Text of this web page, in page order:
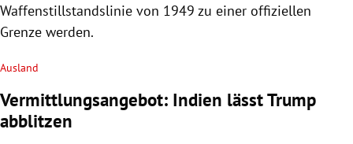
Waffenstillstandslinie von 1949 zu einer offiziellen
Grenze werden.
Ausland
Vermittlungsangebot: Indien lässt Trump
abblitzen